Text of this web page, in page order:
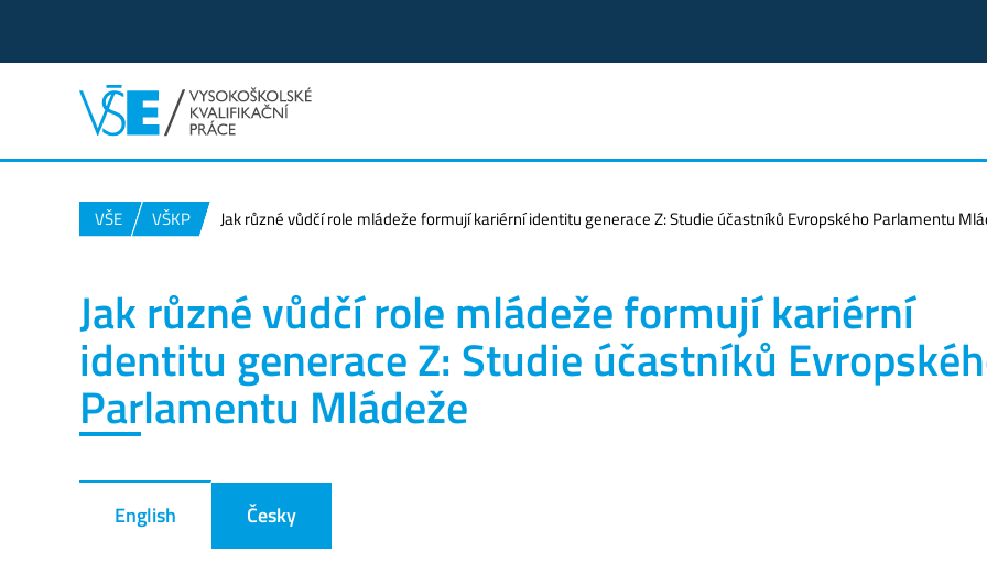
VŠE VŠKP Jak různé vůdčí role mládeže formují kariérní identitu generace Z: Studie účastníků Evropského Parlamentu
Jak různé vůdčí role mládeže formují kariérní
identitu generace Z: Studie účastníků
Parlamentu Mládeže
English Česky